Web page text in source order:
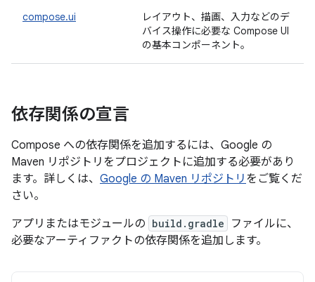
compose.ui
レイアウト、描画、入力などのデ
バイス操作に必要な Compose UI
の基本コンポーネント。
依存関係の宣言
Compose への依存関係を追加するには、Google の
Maven リポジトリをプロジェクトに追加する必要があり
ます。詳しくは、 Google の Maven リポジトリ をご覧くだ
さい。
アプリまたはモジュールの build.gradle
ファイルに、
必要なアーティファクトの依存関係を追加します。